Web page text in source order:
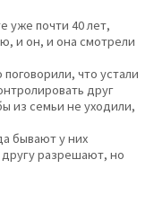
уже почти 40 лет,
и он, и она смотрели
что устали
друг
из семьи не уходили,
бывают у них
разрешают, но